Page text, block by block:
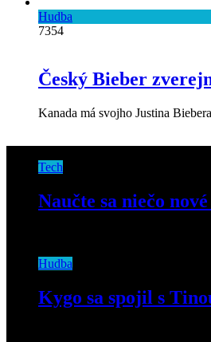
Hudba
7354
Český Bieber
Kanada má svojho Justina
Tech
Naučte sa niečo
Hudba
Kygo sa spojil s